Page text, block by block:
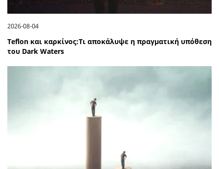
2026-08-04
Teflon και καρκίνος:Τι αποκάλυψε η πραγματική υπόθεση
του Dark Waters